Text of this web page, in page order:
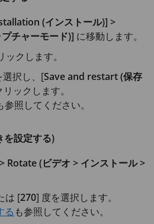
(インストール)] >
チャーモード)] に移動します。
ックします。
選択し、[Save and restart (保存
ックします。
参照してください。
設定する)
Rotate (ビデオ > インストール >
は [270] 度を選択します。
る も参照してください。